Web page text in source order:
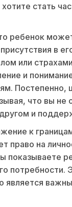
стать
ребенок
в
или
и
Постепенно,
что вы не
и
к
право на
показываете
потребности.
является